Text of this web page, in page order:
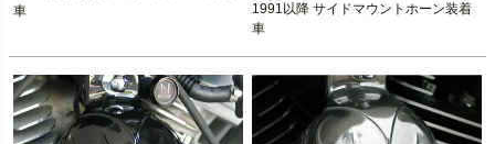
CHROME DOME(クローム ドーム)
車
CHROME DOME(クローム ドーム)
1991以降 サイドマウントホーン装着
車